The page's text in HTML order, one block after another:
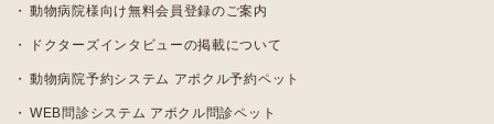
動物病院様向け無料会員登録のご案内
ドクターズインタビューの掲載について
動物病院予約システム アポクル予約ペット
WEB問診システム アポクル問診ペット